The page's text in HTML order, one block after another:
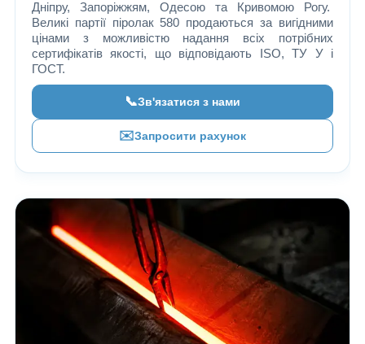
Дніпру, Запоріжжям, Одесою та Кривомою Рогу.
Великі партії піролак 580 продаються за вигідними
цінами з можливістю надання всіх потрібних
сертифікатів якості, що відповідають ISO, ТУ У і
ГОСТ.
📞Зв'язатися з нами
✉️Запросити рахунок